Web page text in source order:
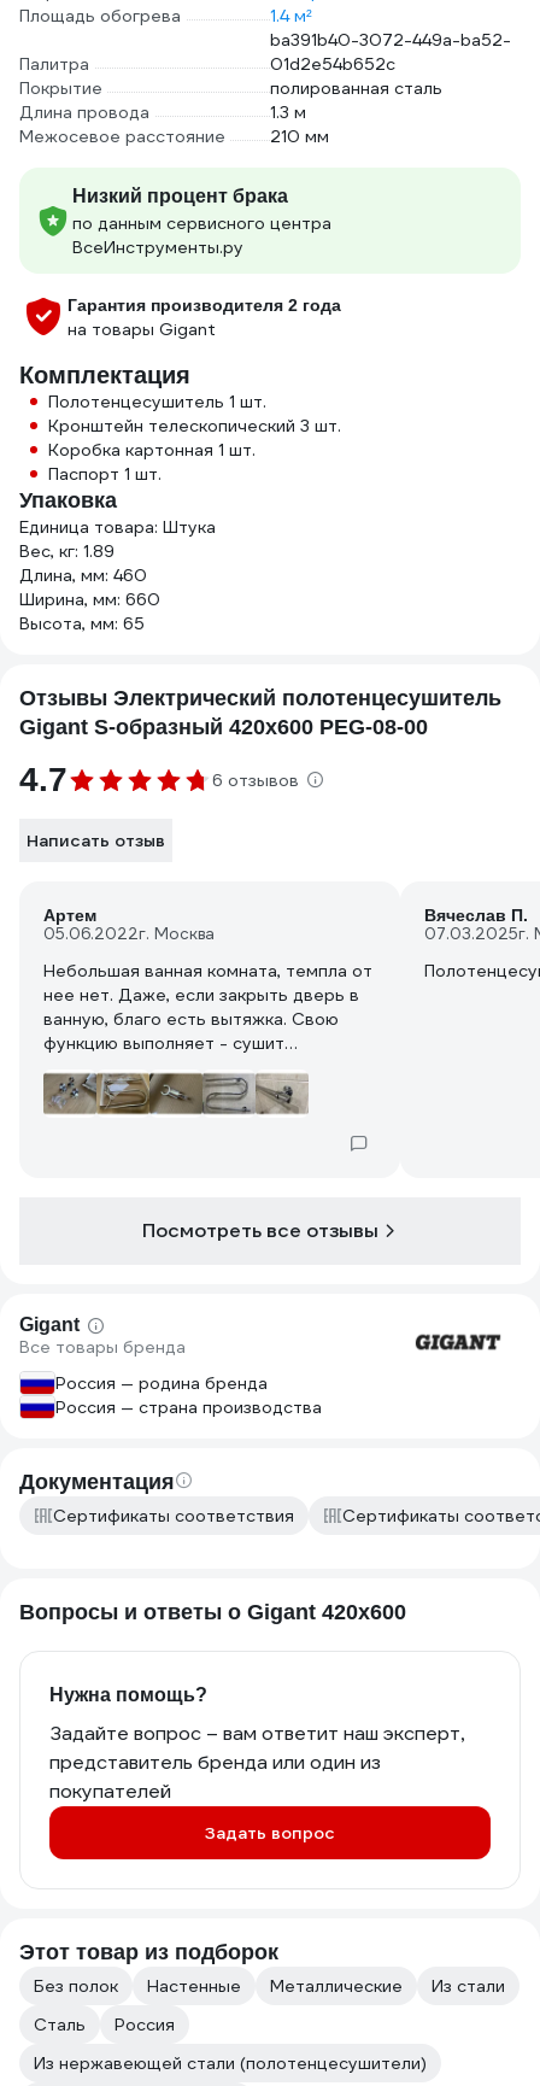
Площадь обогрева
1.4 м²
Палитра
ba391b40-3072-449a-ba52-
01d2e54b652c
Покрытие
полированная сталь
Длина провода
1.3 м
Межосевое расстояние
210 мм
Низкий процент брака
по данным сервисного центра
ВсеИнструменты.ру
Гарантия производителя 2 года
на товары Gigant
Комплектация
Полотенцесушитель 1 шт.
Кронштейн телескопический 3 шт.
Коробка картонная 1 шт.
Паспорт 1 шт.
Упаковка
Единица товара: Штука
Вес, кг: 1.89
Длина, мм: 460
Ширина, мм: 660
Высота, мм: 65
Отзывы Электрический полотенцесушитель
Gigant S-образный 420x600 PEG-08-00
4.7 6 отзывов
Написать отзыв
Артем
05.06.2022г. Москва
Небольшая ванная комната, темпла от
нее нет. Даже, если закрыть дверь в
ванную, благо есть вытяжка. Свою
функцию выполняет - сушит
полотенце. Если нужно, чтоб в ванной
было тепло, то покупать нужно более
мощный. Отдельно купил
Вячеслав П.
07.03.2025г.
Посмотреть все отзывы
Gigant
Все товары бренда
Россия — родина бренда
Россия — страна производства
Документация
Сертификаты соответствия Сертификаты
Вопросы и ответы о Gigant 420x600
Нужна помощь?
Задайте вопрос – вам ответит наш эксперт,
представитель бренда или один из
покупателей
Задать вопрос
Этот товар из подборок
Без полок Настенные Металлические
Из стали
Сталь
Россия
Из нержавеющей стали (полотенцесушители)